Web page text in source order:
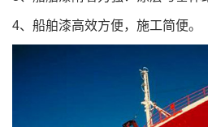
4、船舶漆高效方便，施工简便。